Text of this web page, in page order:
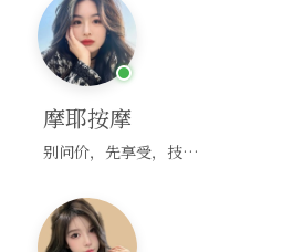
摩耶按摩
别问价，先享受，技师马上到！